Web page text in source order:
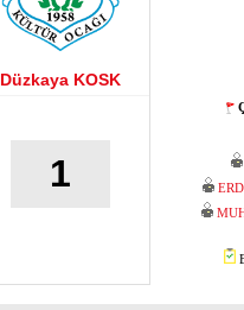
Düzkaya KOSK
1